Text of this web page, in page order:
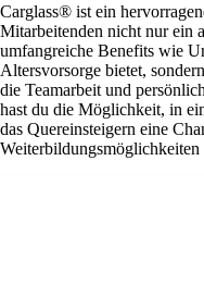
Carglass® ist ein
Mitarbeitenden nicht nur ein
umfangreiche Benefits wie
Altersvorsorge bietet,
die Teamarbeit und
hast du die Möglichkeit, in
das Quereinsteigern eine